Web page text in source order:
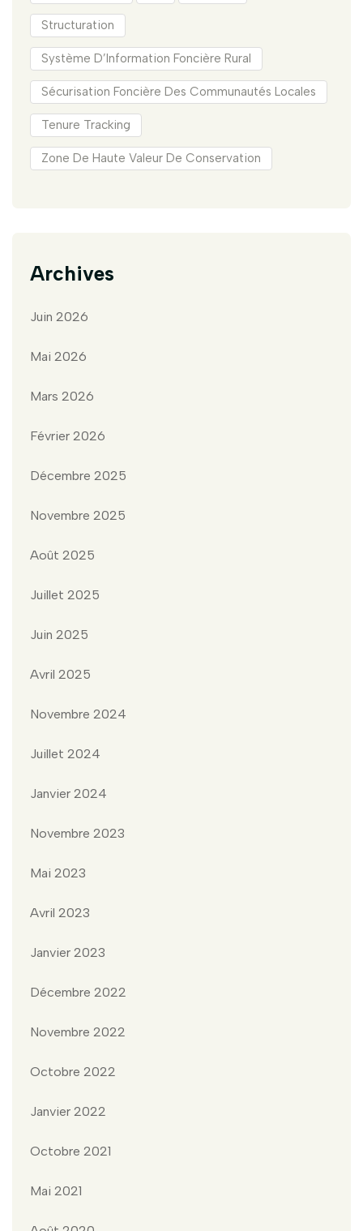
Structuration
Système D’Information Foncière Rural
Sécurisation Foncière Des Communautés Locales
Tenure Tracking
Zone De Haute Valeur De Conservation
Archives
Juin 2026
Mai 2026
Mars 2026
Février 2026
Décembre 2025
Novembre 2025
Août 2025
Juillet 2025
Juin 2025
Avril 2025
Novembre 2024
Juillet 2024
Janvier 2024
Novembre 2023
Mai 2023
Avril 2023
Janvier 2023
Décembre 2022
Novembre 2022
Octobre 2022
Janvier 2022
Octobre 2021
Mai 2021